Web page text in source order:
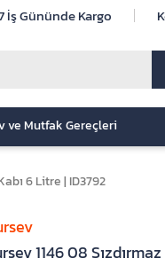
İş Gününde Kargo
ve Mutfak Gereçleri
6 Litre | ID3792
1146 08